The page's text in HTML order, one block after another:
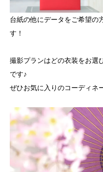
台紙の他にデータをご希望の
す！
撮影プランはどの衣装をお選
です♪
ぜひお気に入りのコーディネ